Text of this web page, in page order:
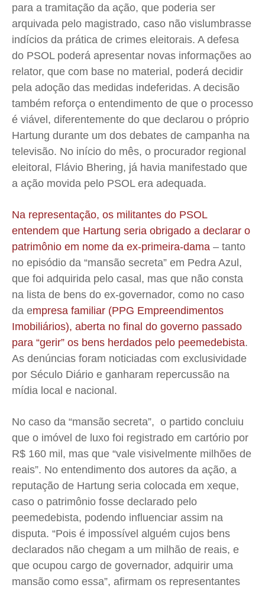
para a tramitação da ação, que poderia ser
arquivada pelo magistrado, caso não vislumbrasse
indícios da prática de crimes eleitorais. A defesa
do PSOL poderá apresentar novas informações ao
relator, que com base no material, poderá decidir
pela adoção das medidas indeferidas. A decisão
também reforça o entendimento de que o processo
é viável, diferentemente do que declarou o próprio
Hartung durante um dos debates de campanha na
televisão. No início do mês, o procurador regional
eleitoral, Flávio Bhering, já havia manifestado que
a ação movida pelo PSOL era adequada.
Na representação, os militantes do PSOL
entendem que Hartung seria obrigado a declarar o
patrimônio em nome da ex-primeira-dama – tanto
no episódio da “mansão secreta” em Pedra Azul,
que foi adquirida pelo casal, mas que não consta
na lista de bens do ex-governador, como no caso
da empresa familiar (PPG Empreendimentos
Imobiliários), aberta no final do governo passado
para “gerir” os bens herdados pelo peemedebista.
As denúncias foram noticiadas com exclusividade
por Século Diário e ganharam repercussão na
mídia local e nacional.
No caso da “mansão secreta”, o partido concluiu
que o imóvel de luxo foi registrado em cartório por
R$ 160 mil, mas que “vale visivelmente milhões de
reais”. No entendimento dos autores da ação, a
reputação de Hartung seria colocada em xeque,
caso o patrimônio fosse declarado pelo
peemedebista, podendo influenciar assim na
disputa. “Pois é impossível alguém cujos bens
declarados não chegam a um milhão de reais, e
que ocupou cargo de governador, adquirir uma
mansão como essa”, afirmam os representantes